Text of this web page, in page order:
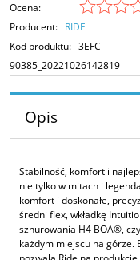
Ocena:
Producent: RIDE
Kod produktu: 3EFC-
90385_20221026142819
Opis
Stabilność, komfort i
nie tylko w mitach i
komfort i doskonałe,
średni flex, wkładkę
sznurowania H4 BOA®,
każdym miejscu na